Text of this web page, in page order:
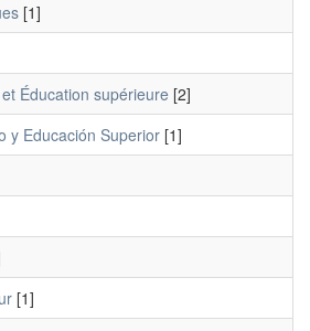
[1]
Éducation supérieure [2]
y Educación Superior [1]
[1]